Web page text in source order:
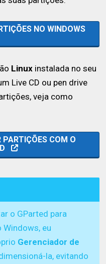
NO WINDOWS
Linux instalada no seu
Live CD ou pen drive
veja como
PARTIÇÕES COM O
o GParted para
eu
Gerenciador de
la, evitando